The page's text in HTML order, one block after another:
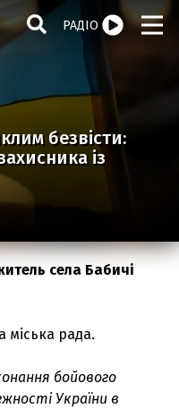
РАДІО
безвісти:
із
села Бабичі
міська рада.
бойового
України в